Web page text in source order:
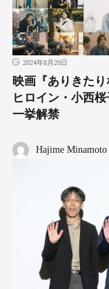
2024年8月20日
映画『ありきたり
ヒロイン・小西
一挙解禁
Hajime Minamoto